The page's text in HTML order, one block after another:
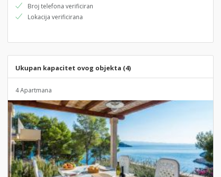
Broj telefona verificiran
Lokacija verificirana
Ukupan kapacitet ovog objekta (4)
4 Apartmana